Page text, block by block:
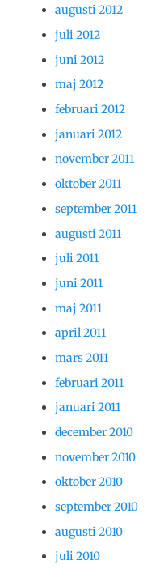
augusti 2012
juli 2012
juni 2012
maj 2012
februari 2012
januari 2012
november 2011
oktober 2011
september 2011
augusti 2011
juli 2011
juni 2011
maj 2011
april 2011
mars 2011
februari 2011
januari 2011
december 2010
november 2010
oktober 2010
september 2010
augusti 2010
juli 2010